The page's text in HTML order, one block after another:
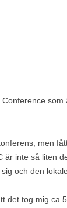
men
är inte så liten
och den
det tog mig ca